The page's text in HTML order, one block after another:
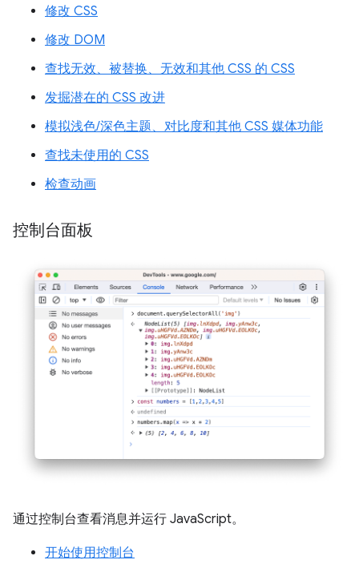
修改 CSS
修改 DOM
查找无效、被替换、无效和其他 CSS 的 CSS
发掘潜在的 CSS 改进
模拟浅色/深色主题、对比度和其他 CSS 媒体功能
查找未使用的 CSS
检查动画
控制台面板
通过控制台查看消息并运行 JavaScript。
开始使用控制台